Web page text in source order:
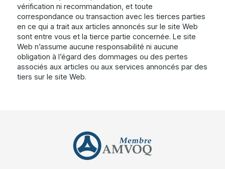
vérification ni recommandation, et toute
correspondance ou transaction avec les tierces parties
en ce qui a trait aux articles annoncés sur le site Web
sont entre vous et la tierce partie concernée. Le site
Web n’assume aucune responsabilité ni aucune
obligation à l’égard des dommages ou des pertes
associés aux articles ou aux services annoncés par des
tiers sur le site Web.